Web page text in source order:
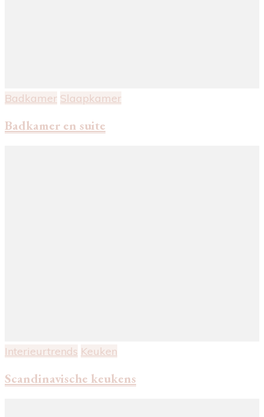
Badkamer Slaapkamer
Badkamer en suite
Interieurtrends Keuken
Scandinavische keukens